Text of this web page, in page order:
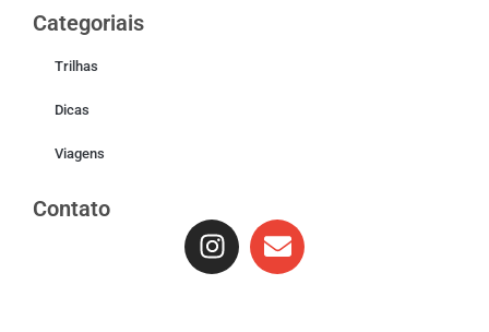
Categoriais
Trilhas
Dicas
Viagens
Contato